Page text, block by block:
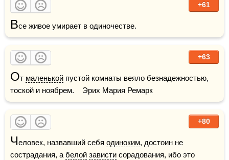
+61
Все живое умирает в одиночестве.
+63
От маленькой пустой комнаты веяло безнадежностью,
тоской и ноябрем.    Эрих Мария Ремарк
+80
Человек, назвавший себя одиноким, достоин не
сострадания, а белой зависти сорадования, ибо это